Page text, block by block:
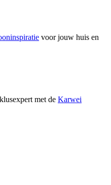
voor jouw huis en
met de Karwei